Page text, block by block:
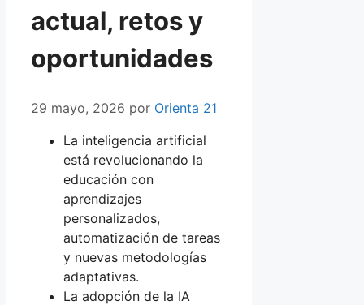
actual, retos y
oportunidades
29 mayo, 2026 por Orienta 21
La inteligencia artificial
está revolucionando la
educación con
aprendizajes
personalizados,
automatización de tareas
y nuevas metodologías
adaptativas.
La adopción de la IA